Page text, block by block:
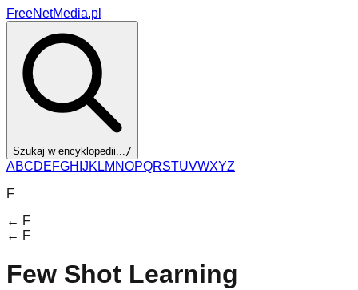
FreeNetMedia.pl
Szukaj w encyklopedii.../
ABCDEFGH JK LM NOPQRSTUVWXYZ
F
← F
← F
Few Shot Learning